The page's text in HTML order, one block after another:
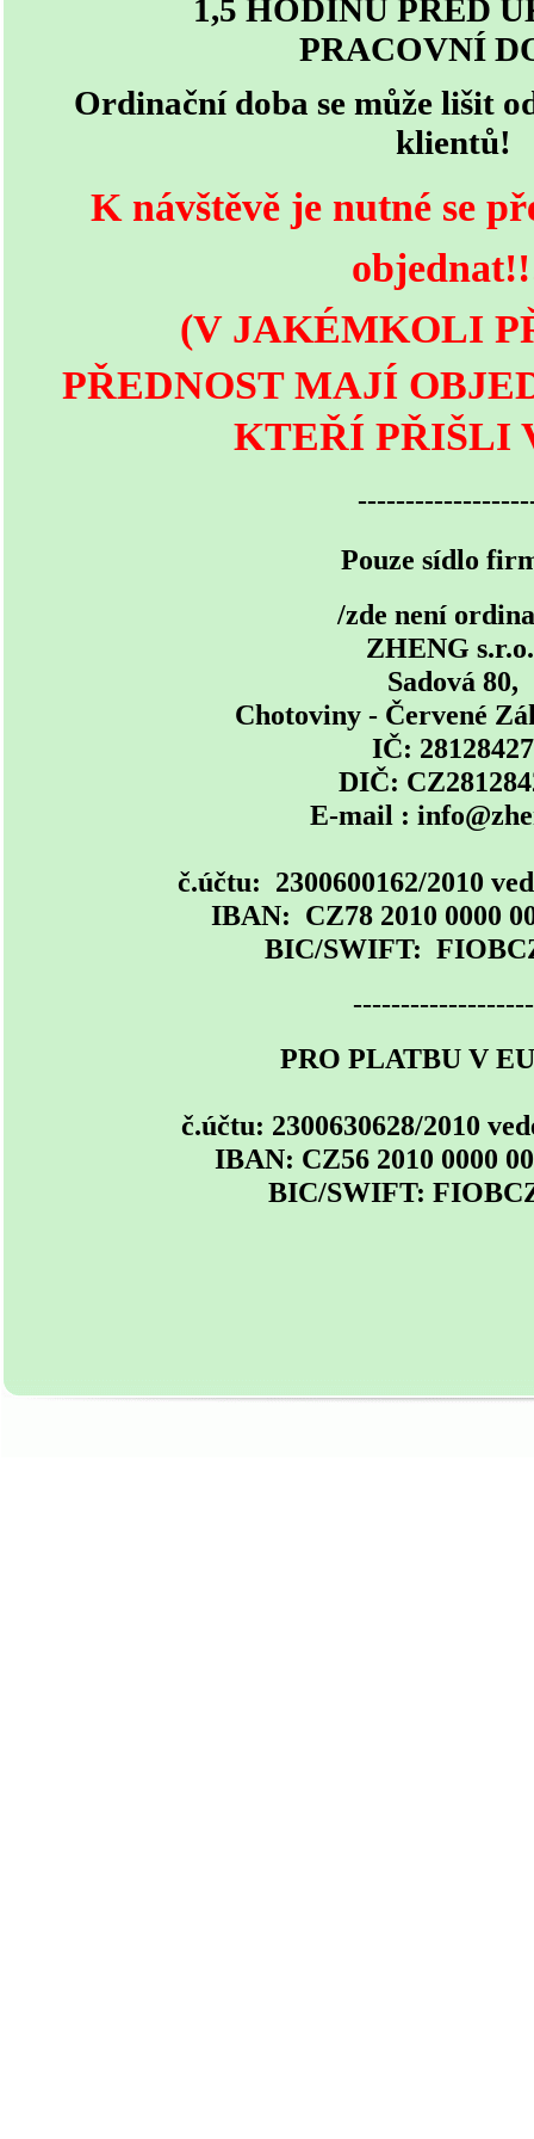
1,5 HODINU PŘED
PRACOVNÍ
Ordinační doba se může lišit
klientů!
K návštěvě je nutné se
(V JAKÉMKOLI
PŘEDNOST MAJÍ
KTEŘÍ PŘIŠLI
Pouze sídlo
/zde není
ZHENG
Sadová 80,
Chotoviny - Červené
IČ: 28128427
DIČ:
E-mail :
č.účtu: 2300600162/2010
IBAN: CZ78 2010 0000
BIC/SWIFT:
PRO PLATBU V
č.účtu: 2300630628/2010
IBAN: CZ56 2010 0000
BIC/SWIFT: